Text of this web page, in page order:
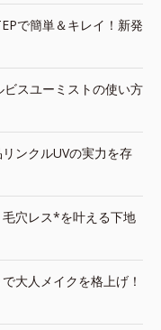
で簡単＆キレイ！新発
ビスユーミストの使い方
ンクルUVの実力を存
毛穴レス*を叶える下地
大人メイクを格上げ！